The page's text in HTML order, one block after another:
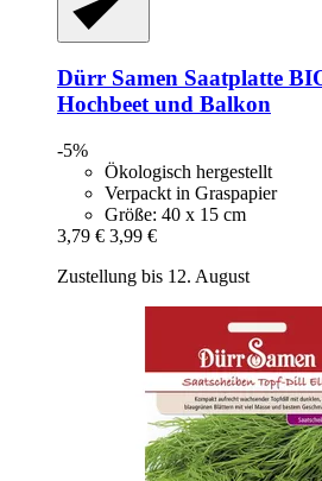
Dürr Samen Saatplatte
Hochbeet und Balkon
-5%
Ökologisch hergestellt
Verpackt in Graspapier
Größe: 40 x 15 cm
3,79 € 3,99 €
Zustellung bis 12. August